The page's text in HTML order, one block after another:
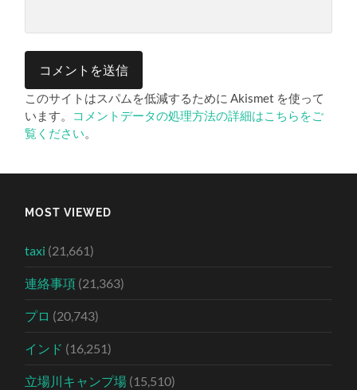
このサイトはスパムを低減するために Akismet を使って
います。 コメントデータの処理方法の詳細はこちらをご
覧ください。
MOST VIEWED
taxi (21,661)
連絡事項 (21,363)
プロ (20,743)
インド (16,251)
立場川キャンプ場 (15,510)